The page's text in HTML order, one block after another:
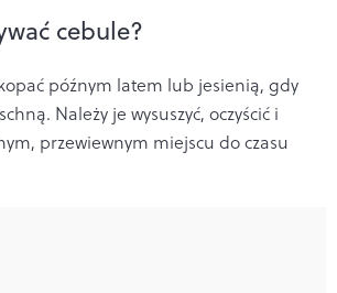
cebule?
późnym latem lub jesienią, gdy
Należy je wysuszyć, oczyścić i
przewiewnym miejscu do czasu